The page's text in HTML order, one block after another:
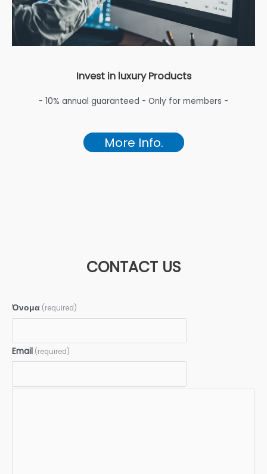
Invest in luxury Products
- 10% annual guaranteed - Only for members -
More Info.
CONTACT US
Όνομα (required)
Email (required)